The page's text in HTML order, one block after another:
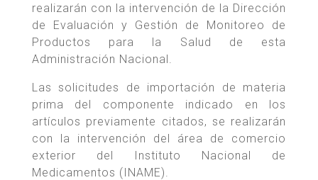
realizarán con la intervención de la Dirección
de Evaluación y Gestión de Monitoreo de
Productos para la Salud de esta
Administración Nacional.
Las solicitudes de importación de materia
prima del componente indicado en los
artículos previamente citados, se realizarán
con la intervención del área de comercio
exterior del Instituto Nacional de
Medicamentos (INAME).